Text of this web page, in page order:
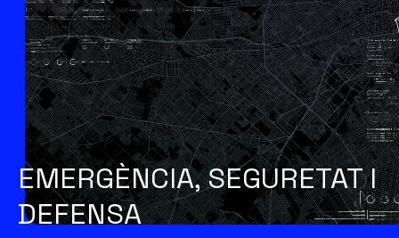
EMERGÈNCIA, SEGURETAT I
DEFENSA